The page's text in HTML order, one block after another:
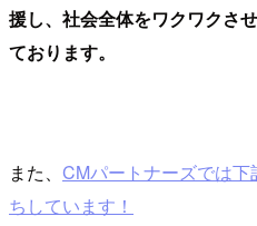
援し、社会全体をワクワクさ
ております。
また、 CMパートナーズでは
ちしています！